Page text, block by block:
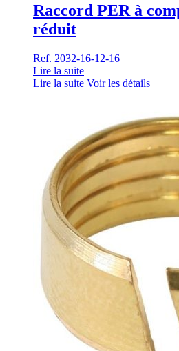
Raccord PER à
réduit
Ref. 2032-16-12-16
Lire la suite
Lire la suite Voir les détails